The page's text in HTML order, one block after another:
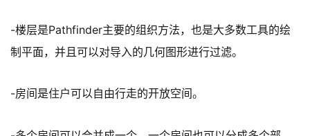
-楼层是Pathfinder主要的组织方法，也是大多数工具的绘
制平面，并且可以对导入的几何图形进行过滤。
-房间是住户可以自由行走的开放空间。